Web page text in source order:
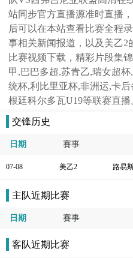
站同步官方直播源准时直播
后可以在本站查看比赛全程
事相关新闻报道，以及美乙2
比赛视频下载，精彩片段集
甲,巴巴多超,苏青乙,瑞女超
统杯,利比里亚杯,非洲运,卡
根廷科尔多瓦U19等联赛直播
交锋历史
日期 賽事
07-08 美乙2
主队近期比赛
日期 賽事
客队近期比赛